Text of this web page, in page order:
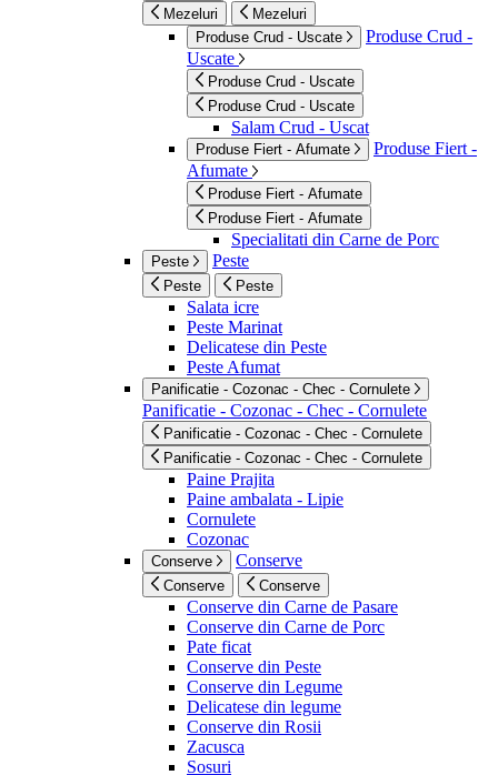
Mezeluri
Mezeluri
Produse Crud - Uscate
Produse Crud -
Uscate
Produse Crud - Uscate
Produse Crud - Uscate
Salam Crud - Uscat
Produse Fiert - Afumate
Produse Fiert -
Afumate
Produse Fiert - Afumate
Produse Fiert - Afumate
Specialitati din Carne de Porc
Peste Peste
Peste Peste
Salata icre
Peste Marinat
Delicatese din Peste
Peste Afumat
Panificatie - Cozonac - Chec - Cornulete
Panificatie - Cozonac - Chec - Cornulete
Panificatie - Cozonac - Chec - Cornulete
Panificatie - Cozonac - Chec - Cornulete
Paine Prajita
Paine ambalata - Lipie
Cornulete
Cozonac
Conserve Conserve
Conserve Conserve
Conserve din Carne de Pasare
Conserve din Carne de Porc
Pate ficat
Conserve din Peste
Conserve din Legume
Delicatese din legume
Conserve din Rosii
Zacusca
Sosuri